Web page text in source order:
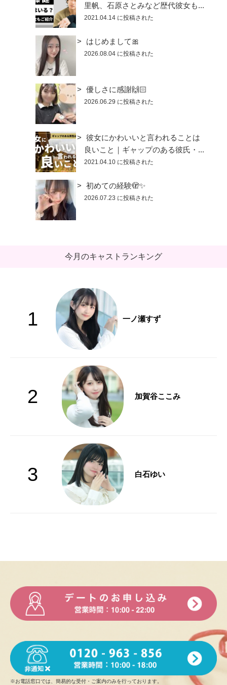
里帆、石原さとみなど歴代彼女も...
2021.04.14 に投稿された
はじめまして🎀
2026.08.04 に投稿された
優しさに感謝🙌🏻
2026.06.29 に投稿された
彼女にかわいいと言われることは
良いこと｜ギャップのある彼氏・...
2021.04.10 に投稿された
初めての経験🫣✨
2026.07.23 に投稿された
今月のキャストランキング
1 一ノ瀬すず
2 加賀谷ここみ
3 白石ゆい
※お電話窓口では、簡易的な受付・ご案内のみを行っております。